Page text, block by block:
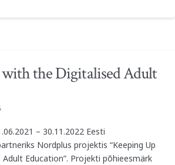
the Digitalised Adult
– 30.11.2022 Eesti
Nordplus projektis “Keeping Up
Education”. Projekti põhieesmärk